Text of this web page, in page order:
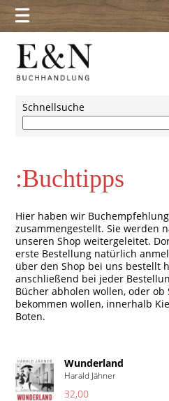
Schnellsuche
:Buchtipps
Hier haben wir
zusammengestellt. Sie werden
unseren Shop weitergeleitet.
erste Bestellung natürlich
über den Shop bei uns bestellt
anschließend bei jeder
Bücher abholen wollen, oder ob
bekommen wollen, innerhalb
Boten.
Wunderland
Harald Jähner
32,00